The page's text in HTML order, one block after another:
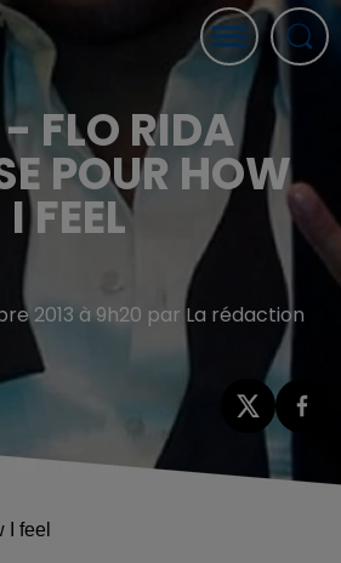
FLO RIDA
POUR HOW
I FEEL
2013 à 9h20 par La rédaction